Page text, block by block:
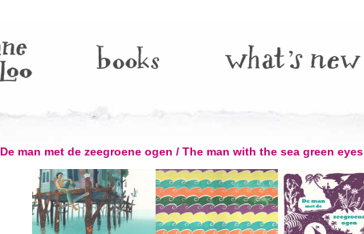
De man met de zeegroene ogen / The man with the sea green eyes